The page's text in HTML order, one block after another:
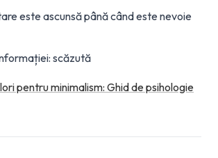
este ascunsă până când este nevoie
scăzută
pentru minimalism: Ghid de psihologie